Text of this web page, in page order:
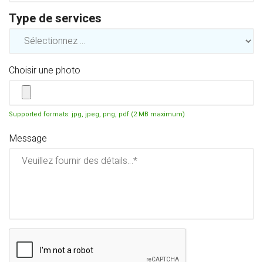
Type de services
Choisir une photo
Supported formats: jpg, jpeg, png, pdf (2 MB maximum)
Message